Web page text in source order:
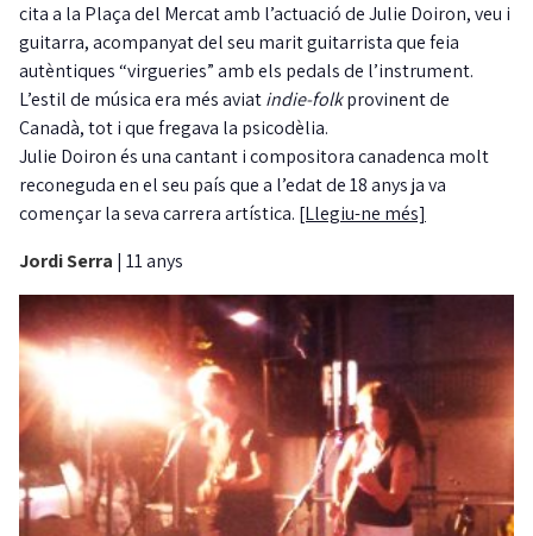
cita a la Plaça del Mercat amb l’actuació de Julie Doiron, veu i
guitarra, acompanyat del seu marit guitarrista que feia
autèntiques “virgueries” amb els pedals de l’instrument.
L’estil de música era més aviatindie-folkprovinent de
Canadà, tot i que fregava la psicodèlia.
Julie Doiron és una cantant i compositora canadenca molt
reconeguda en el seu país que a l’edat de 18 anys ja va
començar la seva carrera artística. [Llegiu-ne més]
Jordi Serra | 11 anys